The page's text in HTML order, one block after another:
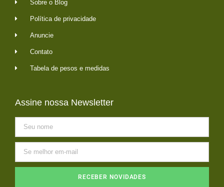
Sobre o Blog
Política de privacidade
Anuncie
Contato
Tabela de pesos e medidas
Assine nossa Newsletter
RECEBER NOVIDADES